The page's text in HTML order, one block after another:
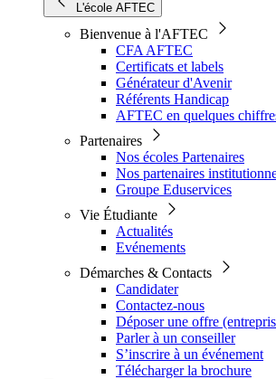
L'école AFTEC
Bienvenue à l'AFTEC
CFA AFTEC
Certificats et labels
Générateur d'Avenir
Référents Handicap
AFTEC en quelques
Partenaires
Nos écoles Partenaires
Nos partenaires
Groupe Eduservices
Vie Étudiante
Actualités
Evénements
Démarches & Contacts
Candidater
Contactez-nous
Déposer une offre
Parler à un conseiller
S’inscrire à un événement
Télécharger la brochure